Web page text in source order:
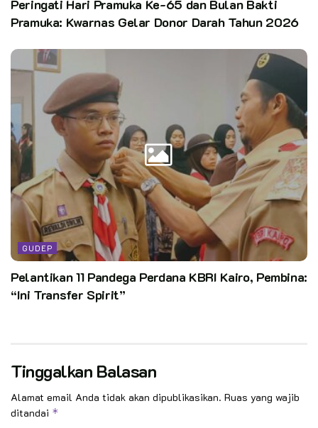
Peringati Hari Pramuka Ke-65 dan Bulan Bakti
Pramuka: Kwarnas Gelar Donor Darah Tahun 2026
GUDEP
Pelantikan 11 Pandega Perdana KBRI Kairo, Pembina:
“Ini Transfer Spirit”
Tinggalkan Balasan
Alamat email Anda tidak akan dipublikasikan. Ruas yang wajib
ditandai *